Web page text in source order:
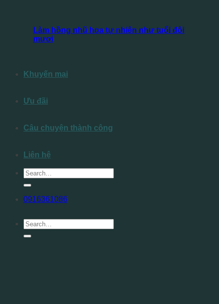
Làm hồng nhũ hoa tự nhiên như tuổi đôi
mươi
Khuyến mại
Ưu đãi
Câu chuyện thành công
Liên hệ
0916361086